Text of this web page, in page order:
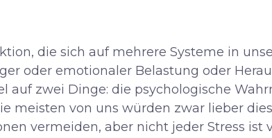
die sich auf mehrere Systeme in
oder emotionaler Belastung oder
auf zwei Dinge: die psychologische
meisten von uns würden zwar lieber
vermeiden, aber nicht jeder Stress ist